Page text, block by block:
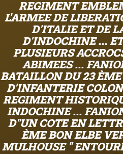
REGIMENT
L'ARMEE DE
D'ITALIE ET DE
D'INDOCHINE ...
PLUSIEURS
ABIMEES ...
BATAILLON DU 23
D'INFANTERIE
REGIMENT
INDOCHINE ...
D"UN COTE EN
ÈME BON ELBE
MULHOUSE "